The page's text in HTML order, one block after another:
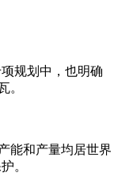
规划中，也明确
。
能和产量均居世界
。